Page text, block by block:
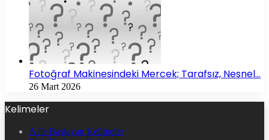
Fotoğraf Makinesindeki Mercek; Tarafsız, Nesnel…
26 Mart 2026
Kelimeler
A ile Başlayan Kelimeler